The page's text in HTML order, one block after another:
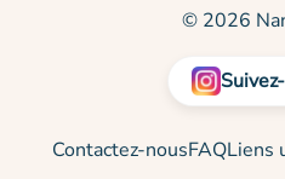
© 2026
Contactez-nousFAQLiens